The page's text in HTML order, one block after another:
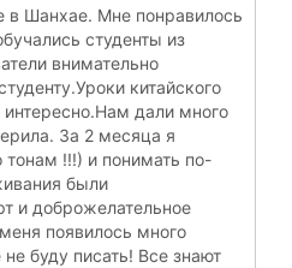
в Шанхае. Мне понравилось
студенты из
внимательно
китайского
дали много
За 2 месяца я
тонам !!!) и понимать по-
были
и доброжелательное
появилось много
буду писать! Все знают